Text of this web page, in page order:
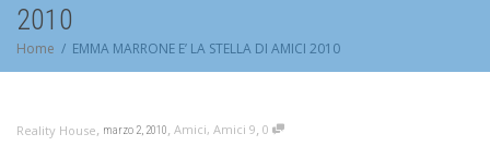
2010
Home EMMA MARRONE E’ LA STELLA DI AMICI 2010
Reality House, marzo 2, 2010, Amici, Amici 9, 0